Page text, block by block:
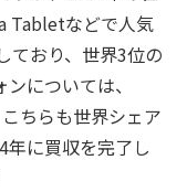
Tabletなどで人気
ており、世界3位の
については、
ちらも世界シェア
に買収を完了し